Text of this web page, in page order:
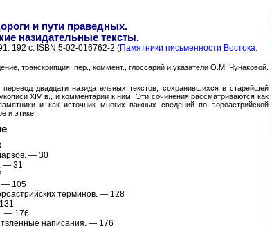
и пути праведных.
назидательные тексты.
192 с. ISBN 5-02-016762-2 (Памятники письменности Востока.
транскрипция, пер., коммент., глоссарий и указатели О.М. Чунаковой.
перевод двадцати назидательных текстов, сохранившихся в старейшей
XIV в., и комментарии к ним. Эти сочинения рассматриваются как
и как источник многих важных сведений по эороастрийской
и этике.
— 30
— 31
— 105
терминов. — 128
— 176
написания. — 176